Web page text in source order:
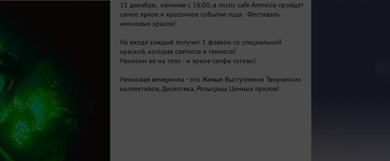
11 декабря, начиная с 16:00, в music cafe Amnesia пройдёт
самое яркое и красочное событие года - Фестиваль
неоновых красок!
На входе каждый получит 1 флакон со специальной
краской, которая светится в темноте!
Наносим ее на тело - и яркое селфи готово!
Неоновая вечеринка - это Живые Выступления Творческих
коллективов, Дискотека, Розыгрыш Ценных призов!